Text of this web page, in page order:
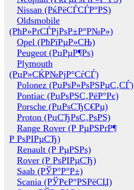
Nissan (РќРёСЃСЃР°РЅ)
Oldsmobile
(РћР»РґСЃРјРѕР±Р°Р№Р»)
Opel (РћРїРµР»СЊ)
Peugeot (РџРµР¶Рѕ)
Plymouth
(РџР»СЌР№РјР°СѓСЃ)
Polonez (РџРѕР»РѕРЅРµС‚СЃ)
Pontiac (РџРѕРЅС‚РёР°Рє)
Porsche (РџРѕСЂС€Рµ)
Proton (РџСЂРѕС‚РѕРЅ)
Range Rover (Р РµРЅРґР¶
Р РѕРІРµСЂ)
Renault (Р РµРЅРѕ)
Rover (Р РѕРІРµСЂ)
Saab (РЎР°Р°Р±)
Scania (РЎРєР°РЅРёСЏ)